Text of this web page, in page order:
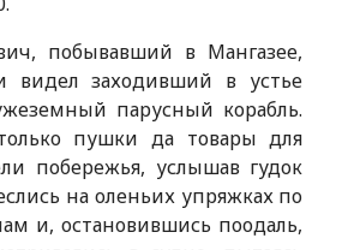
побывавший в Мангазее,
видел заходивший в устье
парусный корабль.
пушки да товары для
побережья, услышав гудок
на оленьих упряжках по
и, остановившись поодаль,